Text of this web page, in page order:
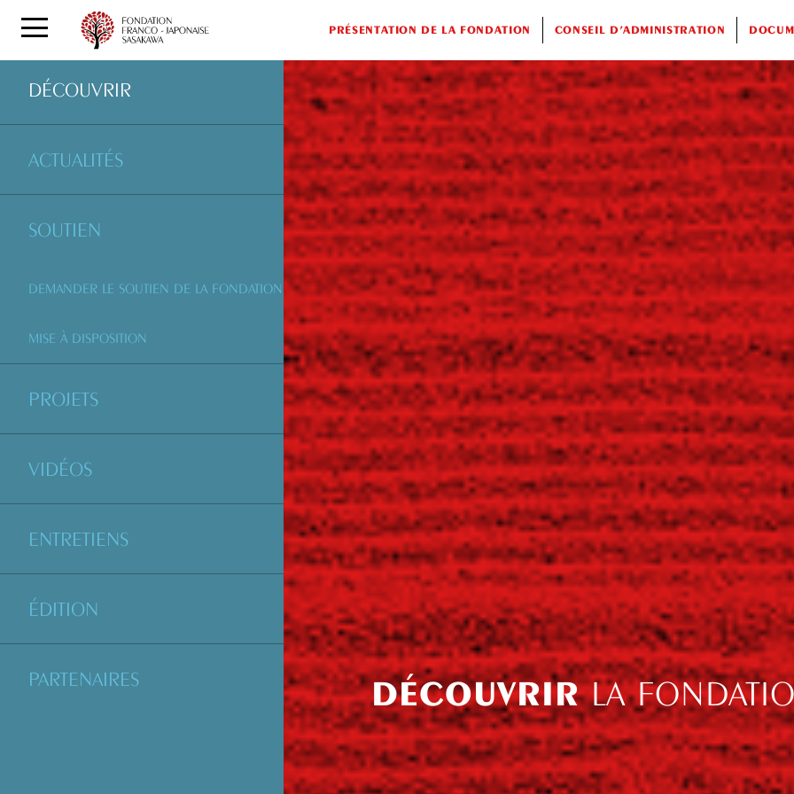
PRÉSENTATION DE LA FONDATION CONSEIL D’ADMINISTRATION
DÉCOUVRIR
ACTUALITÉS
SOUTIEN
DEMANDER LE SOUTIEN DE LA FONDATION
MISE À DISPOSITION
PROJETS
VIDÉOS
ENTRETIENS
ÉDITION
PARTENAIRES DÉCOUVRIRLA